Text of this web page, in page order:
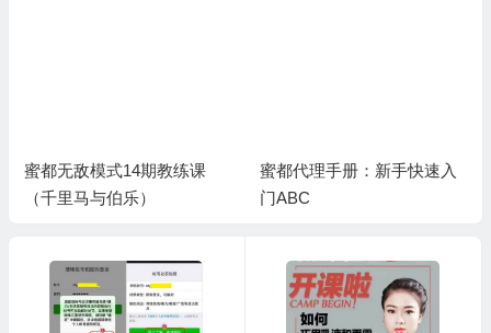
蜜都无敌模式14期教练课
（千里马与伯乐）
蜜都代理手册：新手快速入
门ABC